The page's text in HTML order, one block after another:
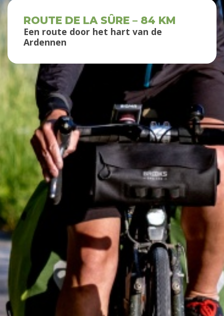
ROUTE DE LA SÛRE – 84 KM
Een route door het hart van de
Ardennen